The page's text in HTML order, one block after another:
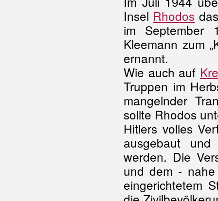
Insel Rhodos
im September
Kleemann zum
ernannt.
Wie auch auf
Truppen im
mangelnder
sollte Rhodos
Hitlers volles
ausgebaut
werden. Die
und dem -
eingerichtetem